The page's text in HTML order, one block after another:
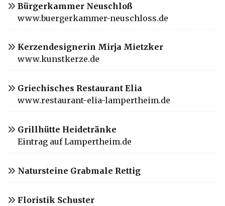
Bürgerkammer Neuschloß
www.buergerkammer-neuschloss.de
Kerzendesignerin Mirja Mietzker
www.kunstkerze.de
Griechisches Restaurant Elia
www.restaurant-elia-lampertheim.de
Grillhütte Heidetränke
Eintrag auf Lampertheim.de
Natursteine Grabmale Rettig
Floristik Schuster